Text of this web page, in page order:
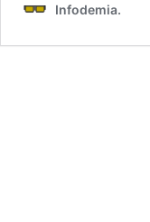
Infodemia.